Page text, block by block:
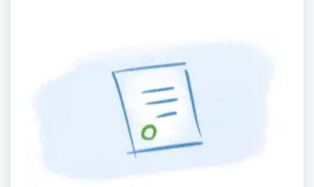
بررسی Raspberry Pi 500 همراه با مانیتور
Raspberry Pi